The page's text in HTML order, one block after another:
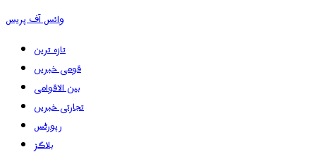
وائس آف پریس
تازہ ترین
قومی خبریں
بین الاقوامی
تجارتی خبریں
رپورٹس
بلاگز